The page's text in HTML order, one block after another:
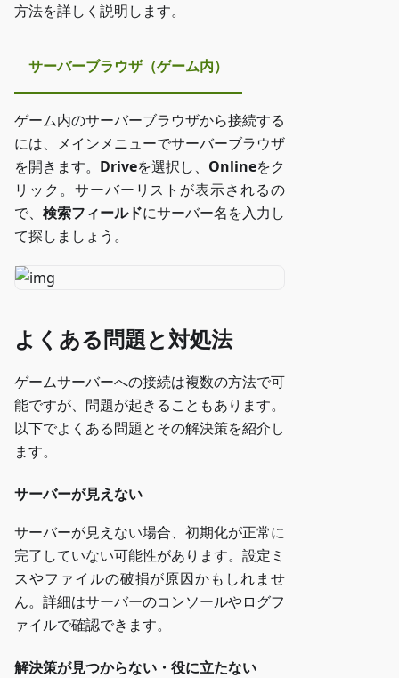
方法を詳しく説明します。
サーバーブラウザ（ゲーム内）
ゲーム内のサーバーブラウザから接続する
には、メインメニューでサーバーブラウザ
を開きます。 Driveを選択し、 Onlineをク
リック。サーバーリストが表示されるの
で、 検索フィールドにサーバー名を入力し
て探しましょう。
よくある問題と対処法
ゲームサーバーへの接続は複数の方法で可
能ですが、問題が起きることもあります。
以下でよくある問題とその解決策を紹介し
ます。
サーバーが見えない
サーバーが見えない場合、初期化が正常に
完了していない可能性があります。設定ミ
スやファイルの破損が原因かもしれませ
ん。詳細はサーバーのコンソールやログフ
ァイルで確認できます。
解決策が見つからない・役に立たない